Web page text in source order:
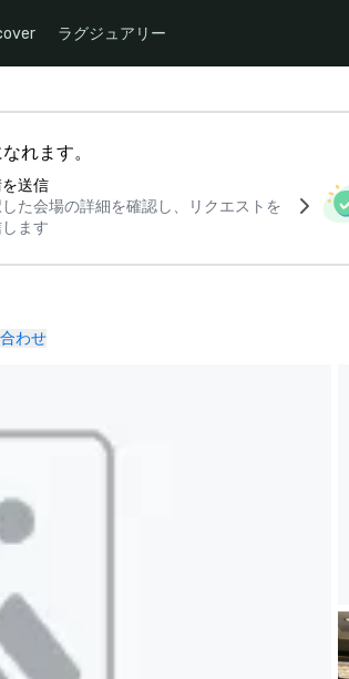
ラグジュアリー
れます。
送信
た会場の詳細を確認し、リクエストを
ます
わせ